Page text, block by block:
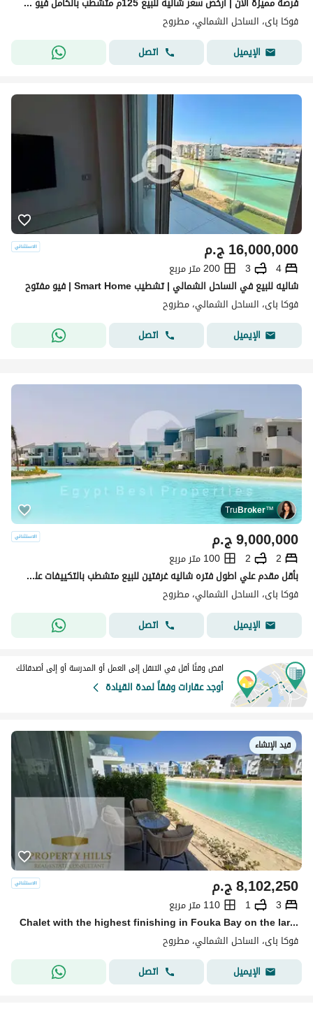
فوكا باى، الساحل الشمالي، مطروح
الإيميل
اتصل
ج.م16,000,000
4
3
200 متر مربع
شاليه للبيع في الساحل الشمالي | تشطيب Smart Home | فيو مفتوح
فوكا باى، الساحل الشمالي، مطروح
الإيميل
اتصل
TruBroker™
ج.م9,000,000
2
2
100 متر مربع
بأقل مقدم علي اطول فتره شاليه غرفتين للبيع متشطب بالتكييفات علي اللاجون في فوكا باي - الساحل الشمالي
فوكا باى، الساحل الشمالي، مطروح
الإيميل
اتصل
اقض وقتًا أقل في التنقل إلى العمل أو المدرسة أو إلى أصدقائك
أوجد عقارات وفقاً لمدة القيادة
قيد الإنشاء
ج.م8,102,250
3
1
110 متر مربع
Chalet with the highest finishing in Fouka Bay on the largest landscape
فوكا باى، الساحل الشمالي، مطروح
الإيميل
اتصل